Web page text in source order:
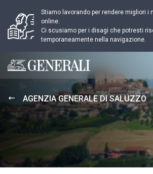
Stiamo lavorando per rendere migliori i
online.
Ci scusiamo per i disagi che potresti
temporaneamente nella navigazione.
Generali logo
AGENZIA GENERALE DI SALUZZO